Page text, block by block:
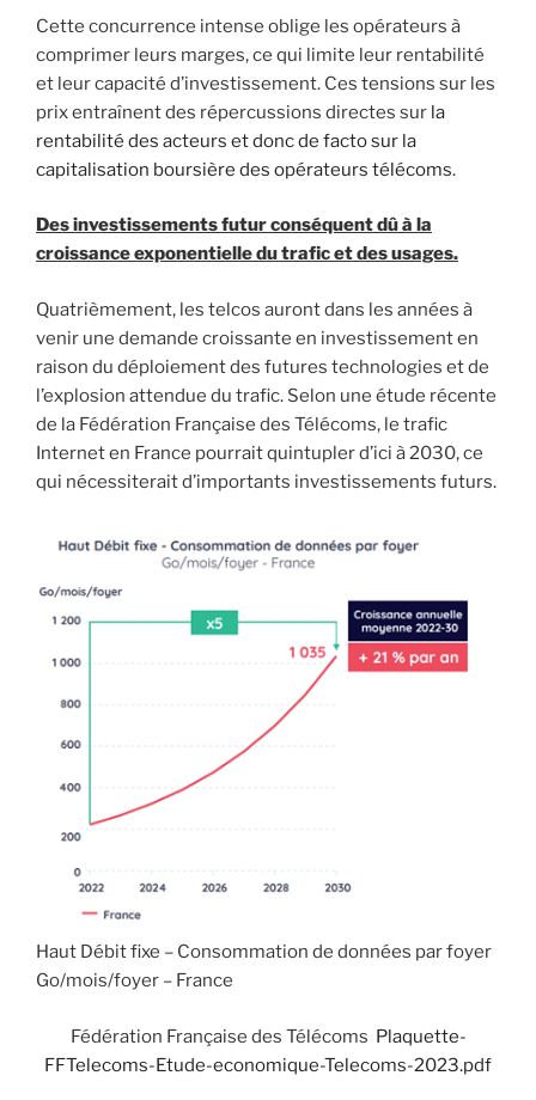
Cette concurrence intense oblige les opérateurs à
comprimer leurs marges, ce qui limite leur rentabilité
et leur capacité d’investissement. Ces tensions sur les
prix entraînent des répercussions directes sur la
rentabilité des acteurs et donc de facto sur la
capitalisation boursière des opérateurs télécoms.
Des investissements futur conséquent dû à la
croissance exponentielle du trafic et des usages.
Quatrièmement, les telcos auront dans les années à
venir une demande croissante en investissement en
raison du déploiement des futures technologies et de
l’explosion attendue du trafic. Selon une étude récente
de la Fédération Française des Télécoms, le trafic
Internet en France pourrait quintupler d’ici à 2030, ce
qui nécessiterait d’importants investissements futurs.
Haut Débit fixe – Consommation de données par foyer
Go/mois/foyer – France
Fédération Française des Télécoms Plaquette-
FFTelecoms-Etude-economique-Telecoms-2023.pdf